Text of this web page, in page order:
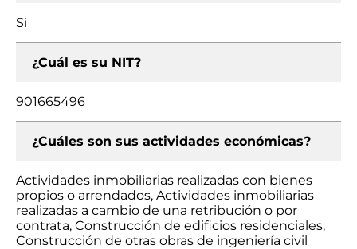
Si
¿Cuál es su NIT?
901665496
¿Cuáles son sus actividades económicas?
Actividades inmobiliarias realizadas con bienes
propios o arrendados, Actividades inmobiliarias
realizadas a cambio de una retribución o por
contrata, Construcción de edificios residenciales,
Construcción de otras obras de ingeniería civil